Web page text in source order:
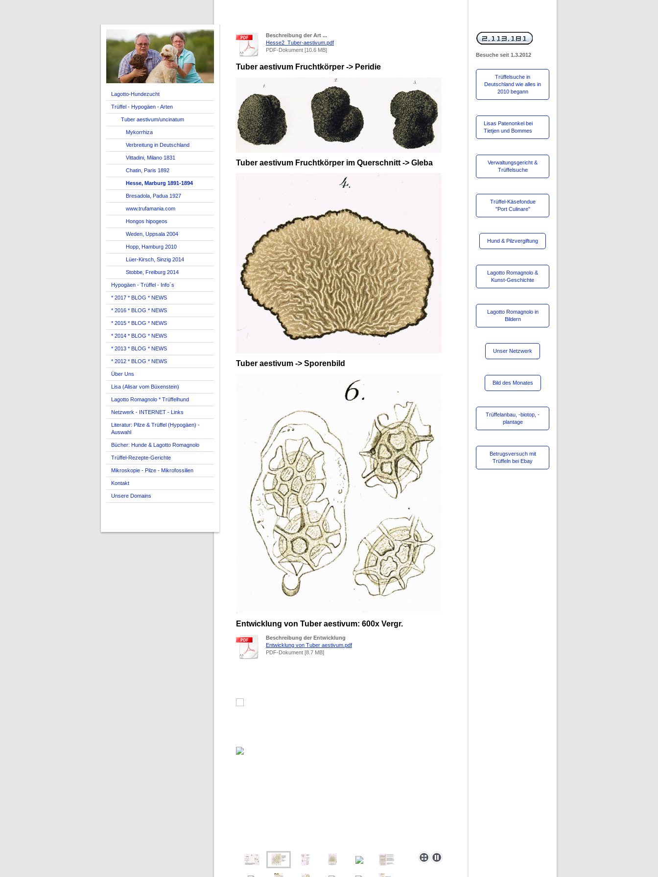
Lagotto-Hundezucht
Trüffel - Hypogäen - Arten
Tuber aestivum/uncinatum
Mykorrhiza
Verbreitung in Deutschland
Vittadini, Milano 1831
Chatin, Paris 1892
Hesse, Marburg 1891-1894
Bresadola, Padua 1927
www.trufamania.com
Hongos hipogeos
Weden, Uppsala 2004
Hopp, Hamburg 2010
Lüer-Kirsch, Sinzig 2014
Stobbe, Freiburg 2014
Hypogäen - Trüffel - Info´s
* 2017 * BLOG * NEWS
* 2016 * BLOG * NEWS
* 2015 * BLOG * NEWS
* 2014 * BLOG * NEWS
* 2013 * BLOG * NEWS
* 2012 * BLOG * NEWS
Über Uns
Lisa (Alisar vom Büxenstein)
Lagotto Romagnolo * Trüffelhund
Netzwerk - INTERNET - Links
Literatur: Pilze & Trüffel (Hypogäen) -
Auswahl
Bücher: Hunde & Lagotto Romagnolo
Trüffel-Rezepte-Gerichte
Mikroskopie - Pilze - Mikrofossilien
Kontakt
Unsere Domains
Beschreibung der Art ...
Hesse2_Tuber-aestivum.pdf
PDF-Dokument [10.6 MB]
Tuber aestivum Fruchtkörper -> Peridie
Tuber aestivum Fruchtkörper im Querschnitt -> Gleba
Tuber aestivum -> Sporenbild
Entwicklung von Tuber aestivum: 600x Vergr.
Beschreibung der Entwicklung
Entwicklung von Tuber aestivum.pdf
PDF-Dokument [8.7 MB]
Besuche seit 1.3.2012
Trüffelsuche in
Deutschland wie alles in
2010 begann
Lisas Patenonkel bei
Tietjen und Bommes
Verwaltungsgericht &
Trüffelsuche
Trüffel-Käsefondue
"Port Culinare"
Hund & Pilzvergiftung
Lagotto Romagnolo &
Kunst-Geschichte
Lagotto Romagnolo in
Bildern
Unser Netzwerk
Bild des Monates
Trüffelanbau, -biotop, -
plantage
Betrugsversuch mit
Trüffeln bei Ebay